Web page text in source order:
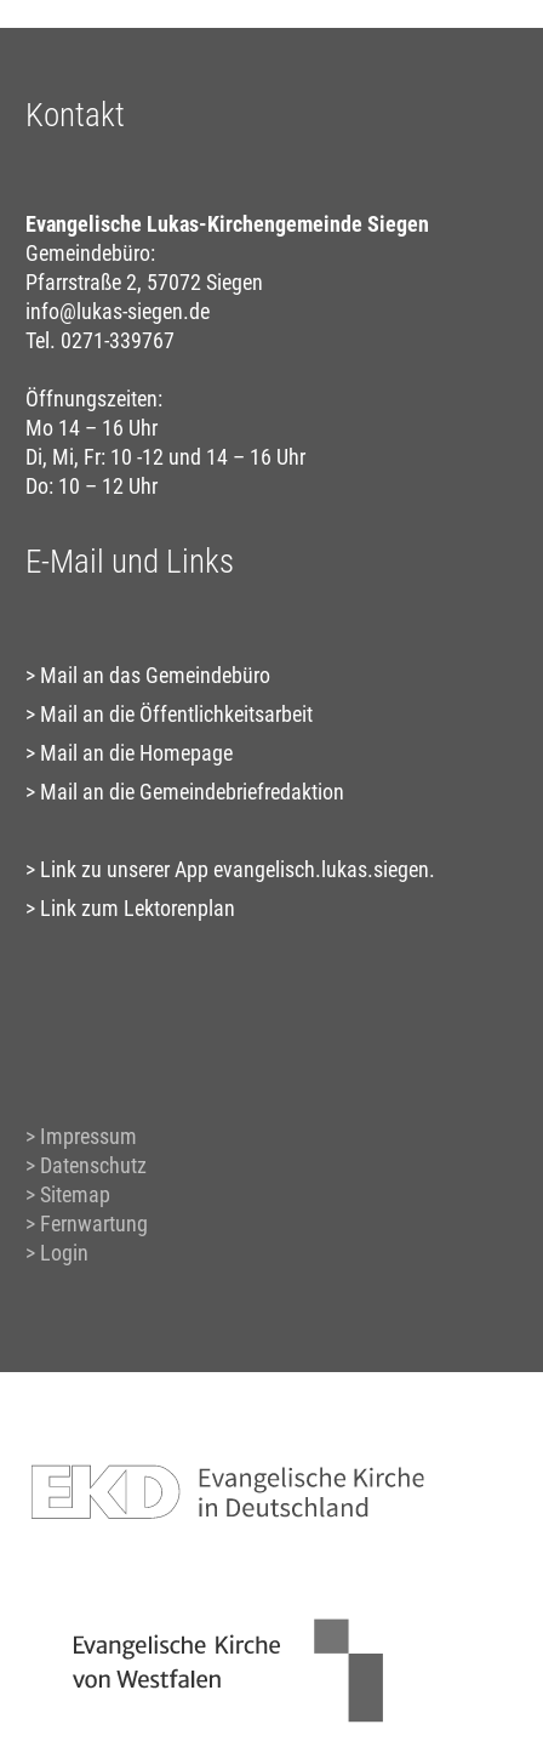
Kontakt
Evangelische Lukas-Kirchengemeinde Siegen
Gemeindebüro:
Pfarrstraße 2, 57072 Siegen
info@lukas-siegen.de
Tel. 0271-339767
Öffnungszeiten:
Mo 14 – 16 Uhr
Di, Mi, Fr: 10 -12 und 14 – 16 Uhr
Do: 10 – 12 Uhr
E-Mail und Links
Mail an das Gemeindebüro
Mail an die Öffentlichkeitsarbeit
Mail an die Homepage
Mail an die Gemeindebriefredaktion
Link zu unserer App evangelisch.lukas.siegen.
Link zum Lektorenplan
Impressum
Datenschutz
Sitemap
Fernwartung
Login